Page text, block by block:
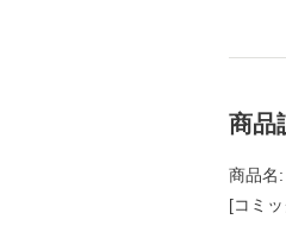
商品
商品名
[コミ